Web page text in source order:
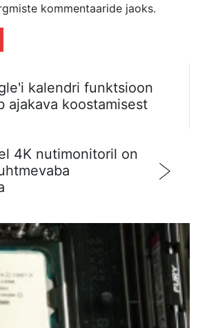
kommentaaride jaoks.
kalendri funktsioon
ajakava koostamisest
4K nutimonitoril on